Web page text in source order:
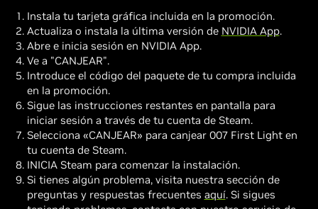
Instala tu tarjeta gráfica incluida en la promoción.
Actualiza o instala la última versión de NVIDIA App.
Abre e inicia sesión en NVIDIA App.
Ve a "CANJEAR".
Introduce el código del paquete de tu compra incluida
en la promoción.
Sigue las instrucciones restantes en pantalla para
iniciar sesión a través de tu cuenta de Steam.
Selecciona «CANJEAR» para canjear 007 First Light en
tu cuenta de Steam.
INICIA Steam para comenzar la instalación.
Si tienes algún problema, visita nuestra sección de
preguntas y respuestas frecuentes aquí. Si sigues